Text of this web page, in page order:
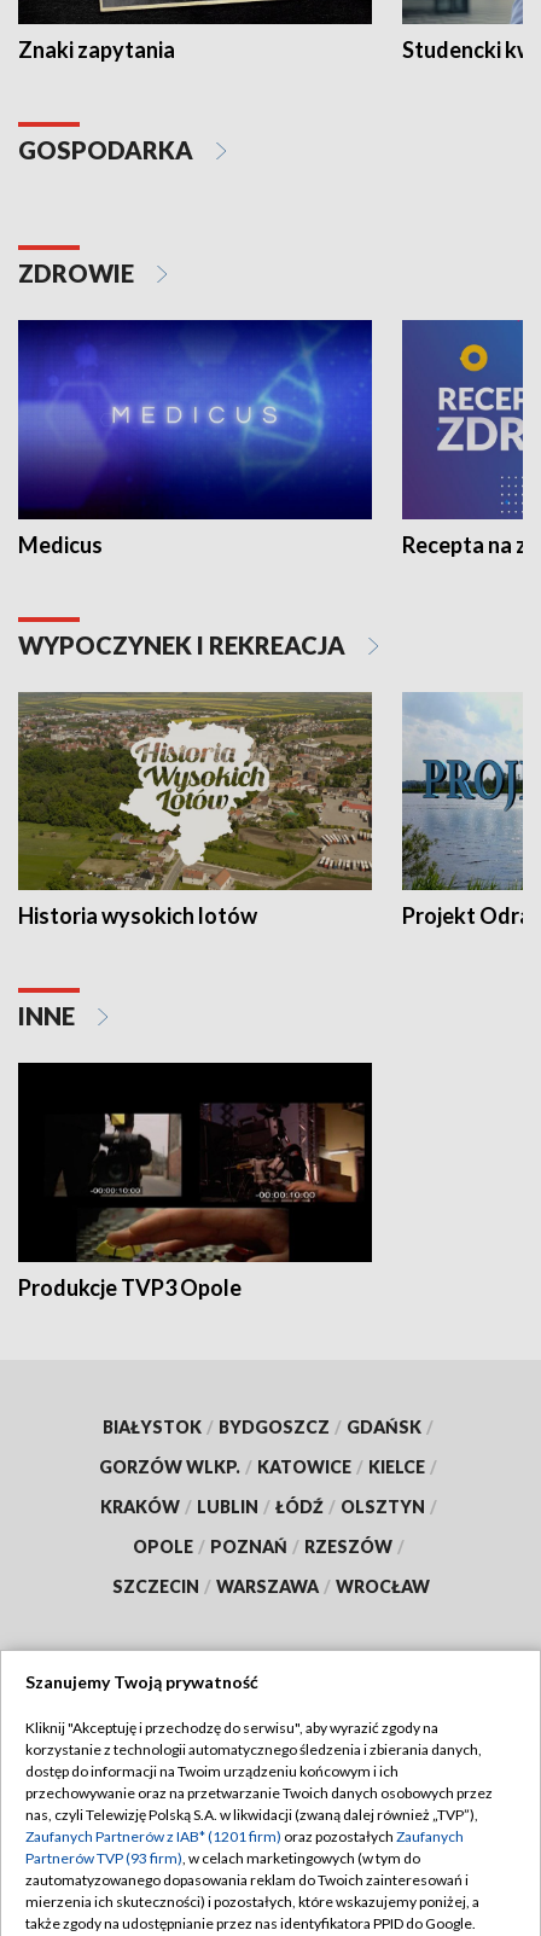
Znaki zapytania Studencki
GOSPODARKA
ZDROWIE
Medicus Recepta na
WYPOCZYNEK I REKREACJA
Historia wysokich lotów Projekt Odra
INNE
Produkcje TVP3 Opole
BIAŁYSTOK / BYDGOSZCZ / GDAŃSK /
GORZÓW WLKP. / KATOWICE / KIELCE /
KRAKÓW / LUBLIN / ŁÓDŹ / OLSZTYN /
OPOLE / POZNAŃ / RZESZÓW /
SZCZECIN / WARSZAWA / WROCŁAW
TVP
Abonament TVP
Emisja w TVP
Centrum informacji TVP
Naziemna Telewizja Cyfrowa
Regulamin TVP
Polityka prywatności
Moje zgody
Pomoc
Szanujemy Twoją prywatność
Kliknij "Akceptuję i przechodzę do serwisu", aby wyrazić zgody na
korzystanie z technologii automatycznego śledzenia i zbierania danych,
dostęp do informacji na Twoim urządzeniu końcowym i ich
przechowywanie oraz na przetwarzanie Twoich danych osobowych przez
nas, czyli Telewizję Polską S.A. w likwidacji (zwaną dalej również „TVP”),
Zaufanych Partnerów z IAB* (1201 firm) oraz pozostałych Zaufanych
Partnerów TVP (93 firm), w celach marketingowych (w tym do
zautomatyzowanego dopasowania reklam do Twoich zainteresowań i
mierzenia ich skuteczności) i pozostałych, które wskazujemy poniżej, a
także zgody na udostępnianie przez nas identyfikatora PPID do Google.